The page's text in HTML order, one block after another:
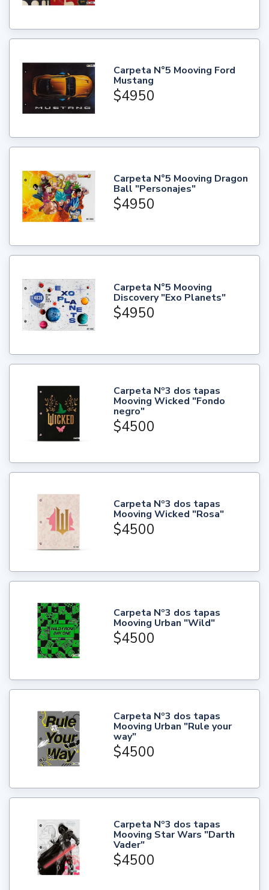
Carpeta N°5 Mooving Ford
Mustang
$4950
Carpeta N°5 Mooving Dragon
Ball "Personajes"
$4950
Carpeta N°5 Mooving
Discovery "Exo Planets"
$4950
Carpeta Nº3 dos tapas
Mooving Wicked "Fondo
negro"
$4500
Carpeta Nº3 dos tapas
Mooving Wicked "Rosa"
$4500
Carpeta Nº3 dos tapas
Mooving Urban "Wild"
$4500
Carpeta Nº3 dos tapas
Mooving Urban "Rule your
way"
$4500
Carpeta Nº3 dos tapas
Mooving Star Wars "Darth
Vader"
$4500